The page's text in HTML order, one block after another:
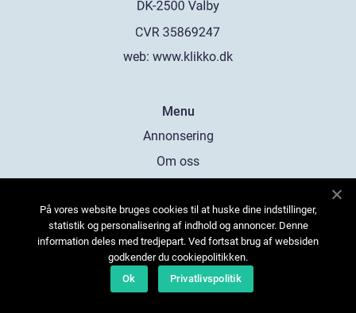
web: www.klikko.dk
Menu
Annonsering
Om oss
Kontakta oss
Sitemap
På vores website bruges cookies til at huske dine indstillinger,
statistik og personalisering af indhold og annoncer. Denne
information deles med tredjepart. Ved fortsat brug af websiden
godkender du cookiepolitikken.
Ok
Privatlivspolitik